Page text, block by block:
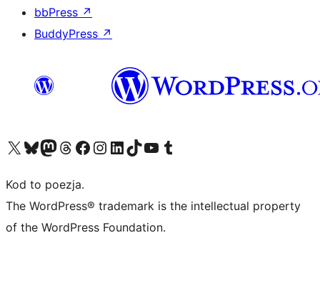
bbPress ↗
BuddyPress ↗
Odwiedź nasze konto X (dawniej Twitter)
Odwiedź nasze konto Bluesky
Odwiedź nasze konto na Mastodoncie
Odwiedź naszego Threadsa
Odwiedź naszego Facebooka
Odwiedź nasze konto na Instagramie
Odwiedź nasze konto na LinkedIn
Odwiedź naszego TikToka
Odwiedź nasz kanał YouTube
Odwiedź naszego Tumblra
Kod to poezja.
The WordPress® trademark is the intellectual property
of the WordPress Foundation.